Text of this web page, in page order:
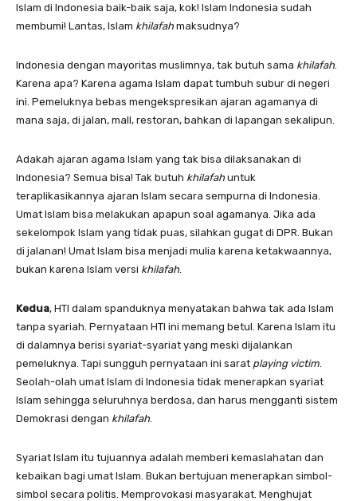
Islam di Indonesia baik-baik saja, kok! Islam Indonesia sudah
membumi! Lantas, Islam khilafah maksudnya?
Indonesia dengan mayoritas muslimnya, tak butuh sama khilafah
Karena apa? Karena agama Islam dapat tumbuh subur di negeri
ini. Pemeluknya bebas mengekspresikan ajaran agamanya di
mana saja, di jalan, mall, restoran, bahkan di lapangan sekalipun.
Adakah ajaran agama Islam yang tak bisa dilaksanakan di
Indonesia? Semua bisa! Tak butuh khilafah untuk
teraplikasikannya ajaran Islam secara sempurna di Indonesia.
Umat Islam bisa melakukan apapun soal agamanya. Jika ada
sekelompok Islam yang tidak puas, silahkan gugat di DPR. Bukan
di jalanan! Umat Islam bisa menjadi mulia karena ketakwaannya,
bukan karena Islam versi khilafah
Kedua, HTI dalam spanduknya menyatakan bahwa tak ada Islam
tanpa syariah. Pernyataan HTI ini memang betul. Karena Islam itu
di dalamnya berisi syariat-syariat yang meski dijalankan
pemeluknya. Tapi sungguh pernyataan ini sarat playing victim
Seolah-olah umat Islam di Indonesia tidak menerapkan syariat
Islam sehingga seluruhnya berdosa, dan harus mengganti sistem
Demokrasi dengan khilafah
Syariat Islam itu tujuannya adalah memberi kemaslahatan dan
kebaikan bagi umat Islam. Bukan bertujuan menerapkan simbol-
simbol secara politis. Memprovokasi masyarakat. Menghujat